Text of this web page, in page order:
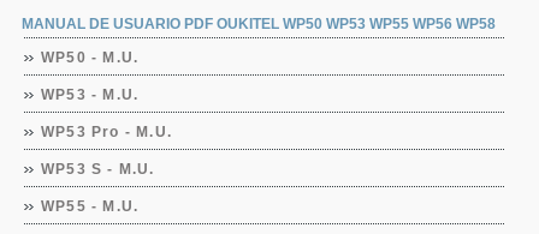
MANUAL DE USUARIO PDF OUKITEL WP50 WP53 WP55 WP56 WP58
WP50 - M.U.
WP53 - M.U.
WP53 Pro - M.U.
WP53 S - M.U.
WP55 - M.U.